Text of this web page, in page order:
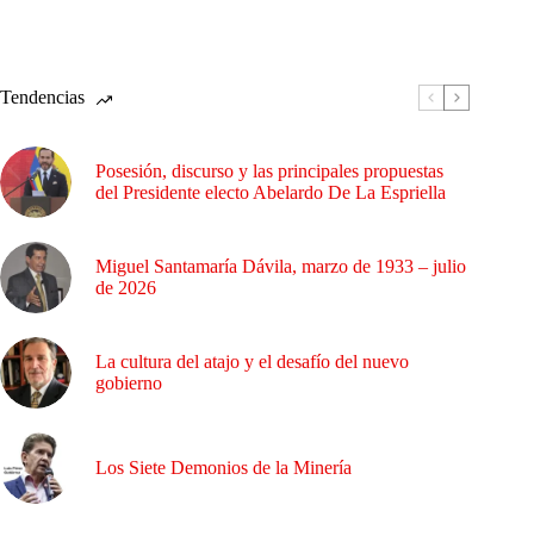
Tendencias
Posesión, discurso y las principales propuestas
del Presidente electo Abelardo De La Espriella
Miguel Santamaría Dávila, marzo de 1933 – julio
de 2026
La cultura del atajo y el desafío del nuevo
gobierno
Los Siete Demonios de la Minería